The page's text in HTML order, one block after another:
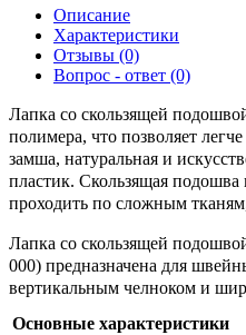
Описание
Характеристики
Отзывы (0)
Вопрос - ответ (0)
Лапка со скользящей
полимера, что позволяет
замша, натуральная и
пластик. Скользящая подошва
проходить по сложным
Лапка со скользящей
000) предназначена для
вертикальным челноком и
Основные характеристики